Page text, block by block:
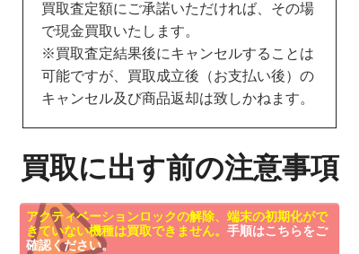
買取査定額にご承諾いただければ、その場
で現金買取いたします。
※買取査定結果後にキャンセルすることは
可能ですが、買取成立後（お支払い後）の
キャンセル及び商品返却は致しかねます。
買取に出す前の注意事項
アクティベーションロックの解除、端末の初期化がで
きていない機種は買取できません。 手順はこちらをご
確認ください。